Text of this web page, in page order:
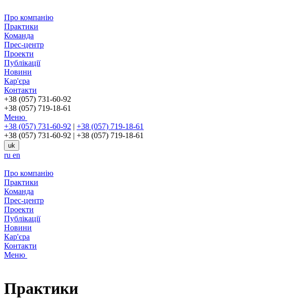
Про компанію
Практики
Команда
Прес-центр
Проекти
Публікації
Новини
Кар'єра
Контакти
+38 (057) 731-60-92
+38 (057) 719-18-61
Меню
+38 (057) 731-60-92 | +38 (057) 719-18-61
+38 (057) 731-60-92 | +38 (057) 719-18-61
uk
ru en
Про компанію
Практики
Команда
Прес-центр
Проекти
Публікації
Новини
Кар'єра
Контакти
Меню
Практики